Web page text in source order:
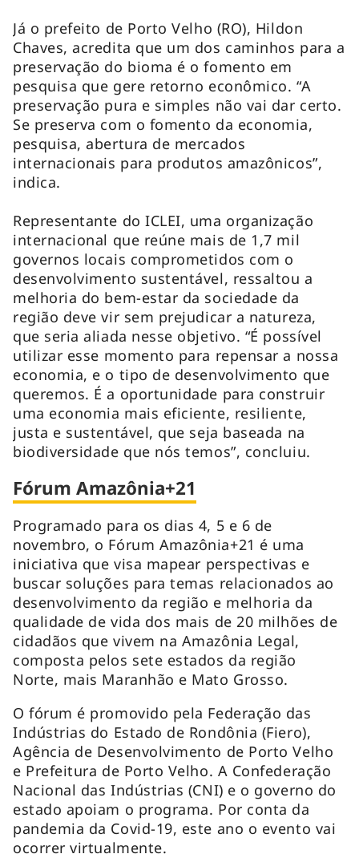
Já o prefeito de Porto Velho (RO), Hildon
Chaves, acredita que um dos caminhos para a
preservação do bioma é o fomento em
pesquisa que gere retorno econômico. “A
preservação pura e simples não vai dar certo.
Se preserva com o fomento da economia,
pesquisa, abertura de mercados
internacionais para produtos amazônicos”,
indica.
Representante do ICLEI, uma organização
internacional que reúne mais de 1,7 mil
governos locais comprometidos com o
desenvolvimento sustentável, ressaltou a
melhoria do bem-estar da sociedade da
região deve vir sem prejudicar a natureza,
que seria aliada nesse objetivo. “É possível
utilizar esse momento para repensar a nossa
economia, e o tipo de desenvolvimento que
queremos. É a oportunidade para construir
uma economia mais eficiente, resiliente,
justa e sustentável, que seja baseada na
biodiversidade que nós temos”, concluiu.
Fórum Amazônia+21
Programado para os dias 4, 5 e 6 de
novembro, o Fórum Amazônia+21 é uma
iniciativa que visa mapear perspectivas e
buscar soluções para temas relacionados ao
desenvolvimento da região e melhoria da
qualidade de vida dos mais de 20 milhões de
cidadãos que vivem na Amazônia Legal,
composta pelos sete estados da região
Norte, mais Maranhão e Mato Grosso.
O fórum é promovido pela Federação das
Indústrias do Estado de Rondônia (Fiero),
Agência de Desenvolvimento de Porto Velho
e Prefeitura de Porto Velho. A Confederação
Nacional das Indústrias (CNI) e o governo do
estado apoiam o programa. Por conta da
pandemia da Covid-19, este ano o evento vai
ocorrer virtualmente.